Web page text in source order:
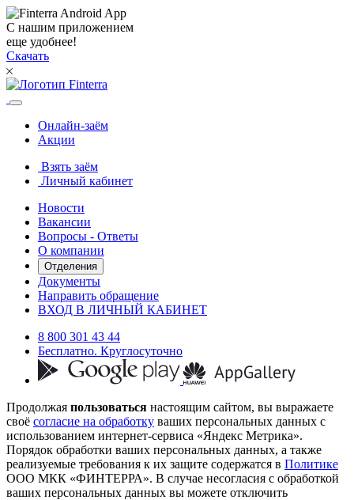
С нашим приложением
еще удобнее!
Скачать
Онлайн-заём
Акции
Взять заём
Личный кабинет
Новости
Вакансии
Вопросы - Ответы
О компании
Отделения
Документы
Направить обращение
ВХОД В ЛИЧНЫЙ КАБИНЕТ
8 800 301 43 44
Бесплатно. Круглосуточно
Продолжая пользоваться настоящим сайтом, вы выражаете
своё согласие на обработку ваших персональных данных с
использованием интернет-сервиса «Яндекс Метрика».
Порядок обработки ваших персональных данных, а также
реализуемые требования к их защите содержатся в Политике
ООО МКК «ФИНТЕРРА». В случае несогласия с обработкой
ваших персональных данных вы можете отключить